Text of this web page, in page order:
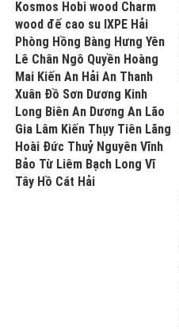
Kosmos Hobi wood Charm
wood đế cao su IXPE Hải
Phòng Hồng Bàng Hưng Yên
Lê Chân Ngô Quyền Hoàng
Mai Kiến An Hải An Thanh
Xuân Đồ Sơn Dương Kinh
Long Biên An Dương An Lão
Gia Lâm Kiến Thụy Tiên Lãng
Hoài Đức Thuỷ Nguyên Vĩnh
Bảo Từ Liêm Bạch Long Vĩ
Tây Hồ Cát Hải